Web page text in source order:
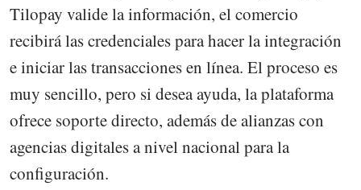
Tilopay valide la información, el comercio
recibirá las credenciales para hacer la integración
e iniciar las transacciones en línea. El proceso es
muy sencillo, pero si desea ayuda, la plataforma
ofrece soporte directo, además de alianzas con
agencias digitales a nivel nacional para la
configuración.